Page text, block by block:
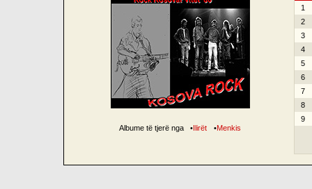
Albume të tjerë nga •Ilirët •Menkis
1
2
3
4
5
6
7
8
9